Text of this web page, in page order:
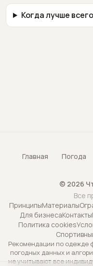
Когда лучше
Главная Погода
© 2026
Все
ПринципыМатериалы
Для бизнесаКонтакты
Политика cookies
Рекомендации по одежде
погодных данных и
не учитывают все